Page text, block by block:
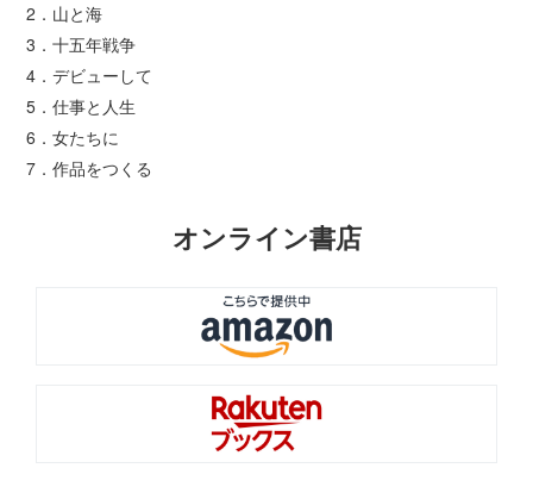
2．山と海
3．十五年戦争
4．デビューして
5．仕事と人生
6．女たちに
7．作品をつくる
オンライン書店